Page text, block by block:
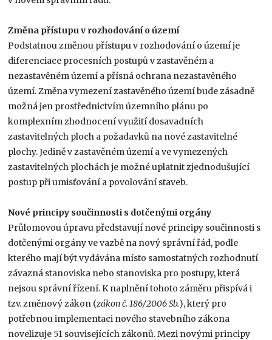
Změna přístupu v rozhodování o území
Podstatnou změnou přístupu v rozhodování o území je
diferenciace procesních postupů v zastavěném a
nezastavěném území a přísná ochrana nezastavěného
území. Změna vymezení zastavěného území bude zásadně
možná jen prostřednictvím územního plánu po
komplexním zhodnocení využití dosavadních
zastavitelných ploch a požadavků na nové zastavitelné
plochy. Jedině v zastavěném území a ve vymezených
zastavitelných plochách je možné uplatnit zjednodušující
postup při umisťování a povolování staveb.
Nové principy součinnosti s dotčenými orgány
Průlomovou úpravu představují nové principy součinnosti s
dotčenými orgány ve vazbě na nový správní řád, podle
kterého mají být vydávána místo samostatných rozhodnutí
závazná stanoviska nebo stanoviska pro postupy, která
nejsou správní řízení. K naplnění tohoto záměru přispívá i
tzv. změnový zákon (zákon č. 186/2006 Sb.), který pro
potřebnou implementaci nového stavebního zákona
novelizuje 51 souvisejících zákonů. Mezi novými principy